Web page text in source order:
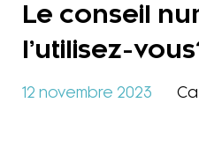
Le conseil
l’utilisez-
12 novembre 2023